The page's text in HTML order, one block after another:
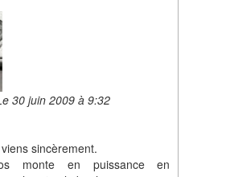
30 juin 2009 à 9:32
sincèrement.
monte en puissance en